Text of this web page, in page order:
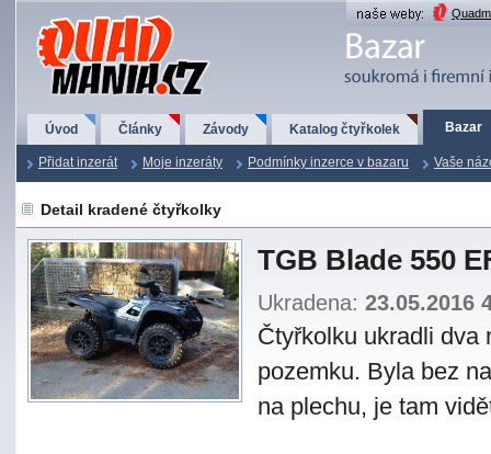
QuadMania.cz
Úvod Články Závody Katalog čtyřkolek Bazar
Přidat inzerát Moje inzeráty Podmínky inzerce v bazaru Vaše
Detail kradené čtyřkolky
TGB Blade 550
Ukradena: 23.05.2016
Čtyřkolku ukradli dva
pozemku. Byla bez
na plechu, je tam